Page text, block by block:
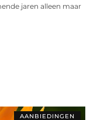
jaren alleen maar
AANBIEDINGEN